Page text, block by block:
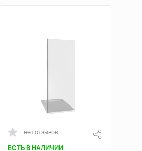
нет отзывов
ЕСТЬ В НАЛИЧИИ